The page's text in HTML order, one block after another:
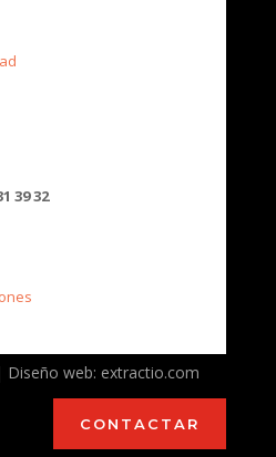
39 32
web: extractio.com
CONTACTAR